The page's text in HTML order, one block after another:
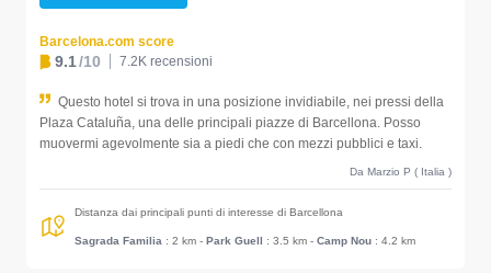
Barcelona.com score
9.1/10 7.2K recensioni
Questo hotel si trova in una posizione invidiabile, nei pressi della
Plaza Cataluña, una delle principali piazze di Barcellona. Posso
muovermi agevolmente sia a piedi che con mezzi pubblici e taxi.
Da Marzio P ( Italia )
Distanza dai principali punti di interesse di Barcellona
Sagrada Familia : 2 km - Park Guell : 3.5 km - Camp Nou : 4.2 km